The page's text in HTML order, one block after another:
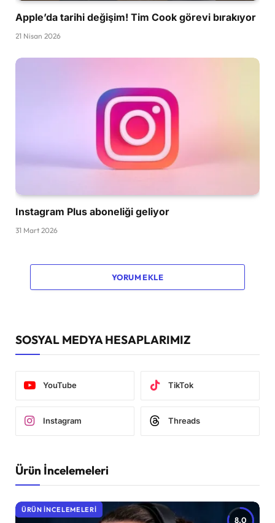
Apple’da tarihi değişim! Tim Cook görevi bırakıyor
21 Nisan 2026
Instagram Plus aboneliği geliyor
31 Mart 2026
YORUM EKLE
SOSYAL MEDYA HESAPLARIMIZ
YouTube TikTok
Instagram Threads
Ürün İncelemeleri
8.0
ÜRÜN İNCELEMELERI